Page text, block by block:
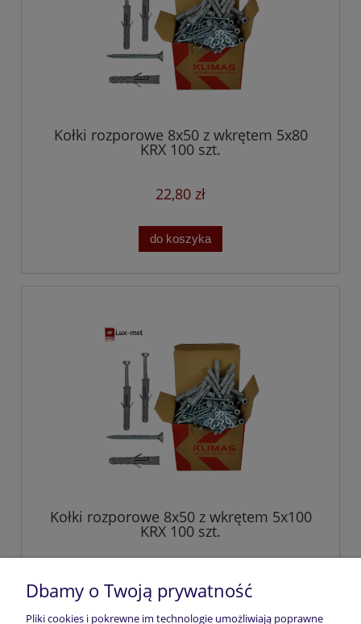
Kołki rozporowe 8x50 z wkrętem 5x80
KRX 100 szt.
22,80 zł
do koszyka
Kołki rozporowe 8x50 z wkrętem 5x100
KRX 100 szt.
do koszyka
Dbamy o Twoją prywatność
Pliki cookies i pokrewne im technologie umożliwiają poprawne